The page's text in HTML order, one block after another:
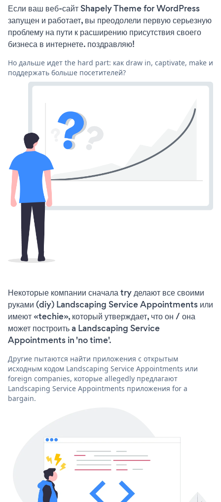
Если ваш веб-сайт Shapely Theme for WordPress
запущен и работает, вы преодолели первую серьезную
проблему на пути к расширению присутствия своего
бизнеса в интернете. поздравляю!
Но дальше идет the hard part: как draw in, captivate, make и
поддержать больше посетителей?
Некоторые компании сначала try делают все своими
руками (diy) Landscaping Service Appointments или
имеют «techie», который утверждает, что он / она
может построить a Landscaping Service
Appointments in 'no time'.
Другие пытаются найти приложения с открытым
исходным кодом Landscaping Service Appointments или
foreign companies, которые allegedly предлагают
Landscaping Service Appointments приложения for a
bargain.